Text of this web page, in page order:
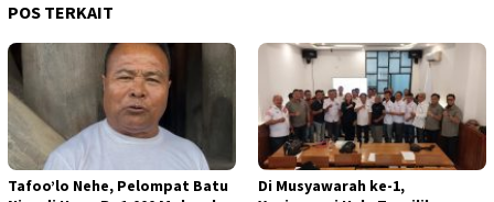
POS TERKAIT
Tafoo’lo Nehe, Pelompat Batu
Di Musyawarah ke-1,